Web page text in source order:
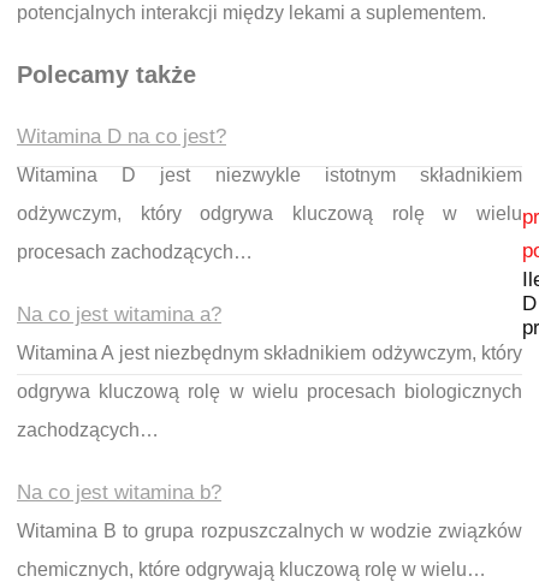
potencjalnych interakcji między lekami a suplementem.
Polecamy także
Witamina D na co jest?
Witamina D jest niezwykle istotnym składnikiem
odżywczym, który odgrywa kluczową rolę w wielu
procesach zachodzących…
Na co jest witamina a?
Witamina A jest niezbędnym składnikiem odżywczym, który
odgrywa kluczową rolę w wielu procesach biologicznych
zachodzących…
Na co jest witamina b?
Witamina B to grupa rozpuszczalnych w wodzie związków
chemicznych, które odgrywają kluczową rolę w wielu…
Nawigacja wpisu